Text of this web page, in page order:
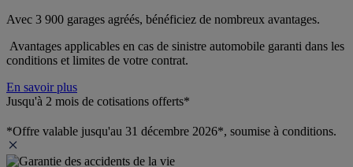
Avec 3 900 garages agréés, bénéficiez de nombreux avantages.
Avantages applicables en cas de sinistre automobile garanti dans les
conditions et limites de votre contrat.
En savoir plus
Jusqu'à 2 mois de cotisations offerts*
*Offre valable jusqu'au 31 décembre 2026*, soumise à conditions.